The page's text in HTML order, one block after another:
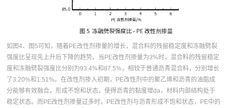
如图4、图5可知，随着PE改性剂掺量的增长，混合料的残留稳定度和冻融劈裂
强度比呈现先上升后下降的趋势。当PE改性剂掺量为3%时，混合料的残留稳定
度和冻融劈裂强度比分别为93.4%和87.5%，相较于普通沥青混合料，分别增长
了3.20%和1.51%。在改性剂掺入初期，PE改性剂中的聚乙烯和沥青的油脂成
分能够有效融合，形成不饱和状态，使得沥青的黏度增da，材料内部结构处于
稳定状态。而PE改性剂掺量过多时，PE改性剂与沥青形成不饱和状态，PE中的